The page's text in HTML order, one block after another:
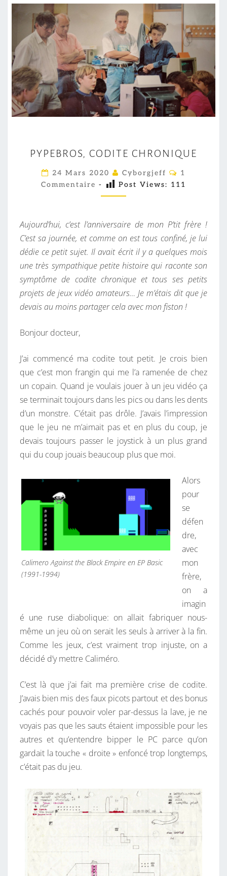
Y
P
E
B
O
S
,
C
O
D
I
H
R
O
N
I
Q
U
E
PYPEBROS, CODITE CHRONIQUE
24 Mars 2020 Cyborgjeff
C
M
T
A
I
R
E
1
Commentaire - Post Views: 111
Aujourd’hui, c’est l’anniversaire de mon P’tit frère !
C’est sa journée, et comme on est tous confiné, je lui
dédie ce petit sujet. Il avait écrit il y a quelques mois
une très sympathique petite histoire qui raconte son
symptôme de codite chronique et tous ses petits
projets de jeux vidéo amateurs… Je m’étais dit que je
devais au moins partager cela avec mon fiston !
Bonjour docteur,
J’ai commencé ma codite tout petit. Je crois bien
que c’est mon frangin qui me l’a ramenée de chez
un copain. Quand je voulais jouer à un jeu vidéo ça
se terminait toujours dans les pics ou dans les dents
d’un monstre. C’était pas drôle. J’avais l’impression
que le jeu ne m’aimait pas et en plus du coup, je
devais toujours passer le joystick à un plus grand
qui du coup jouais beaucoup plus que moi.
Calimero Against the Black Empire en EP Basic
(1991-1994)
Alors
pour
se
défen
dre,
avec
mon
frère,
on a
imagin
é une ruse diabolique: on allait fabriquer nous-
même un jeu où on serait les seuls à arriver à la fin.
Comme les jeux, c’est vraiment trop injuste, on a
décidé d’y mettre Caliméro.
C’est là que j’ai fait ma première crise de codite.
J’avais bien mis des faux picots partout et des bonus
cachés pour pouvoir voler par-dessus la lave, je ne
voyais pas que les sauts étaient impossible pour les
autres et qu’entendre bipper le PC parce qu’on
gardait la touche « droite » enfoncé trop longtemps,
c’était pas du jeu.